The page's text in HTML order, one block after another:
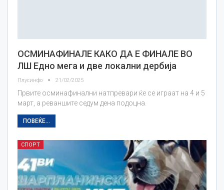
ОСМИНАФИНАЛЕ КАКО ДА Е ФИНАЛЕ ВО
ЛШ Едно мега и две локални дербија
Плусинфо 21/02/2025
Првите осминафинални натпревари ќе се играат на 4 и 5
март, а реваншите седум дена подоцна.
ПОВЕЌЕ...
СПОРТ